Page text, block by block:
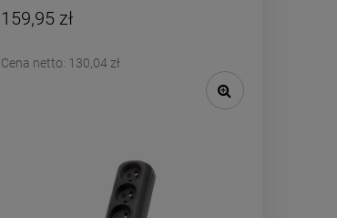
159,95 zł
Cena netto: 130,04 zł